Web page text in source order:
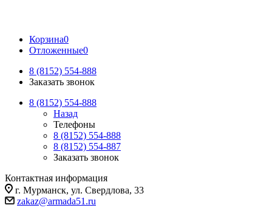
Корзина0
Отложенные0
8 (8152) 554-888
Заказать звонок
8 (8152) 554-888
Назад
Телефоны
8 (8152) 554-888
8 (8152) 554-887
Заказать звонок
Контактная информация
г. Мурманск, ул. Свердлова, 33
zakaz@armada51.ru